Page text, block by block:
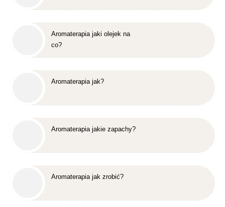
Aromaterapia jaki olejek na
co?
Aromaterapia jak?
Aromaterapia jakie zapachy?
Aromaterapia jak zrobić?